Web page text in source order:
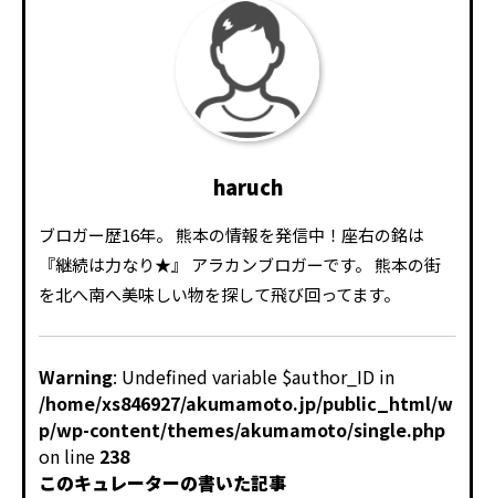
haruch
ブロガー歴16年。 熊本の情報を発信中！座右の銘は
『継続は力なり★』 アラカンブロガーです。 熊本の街
を北へ南へ美味しい物を探して飛び回ってます。
Warning: Undefined variable $author_ID in
/home/xs846927/akumamoto.jp/public_html/w
p/wp-content/themes/akumamoto/single.php
on line 238
このキュレーターの書いた記事